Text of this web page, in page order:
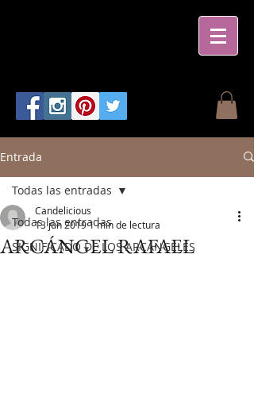
Entrada
Todas las entradas
SIGNIFICADO DE LOS ARCÁNGELES
Todas las entradas
ARCÁNGEL RAFAEL
Candelicious
13 jun 20191 min de lectura